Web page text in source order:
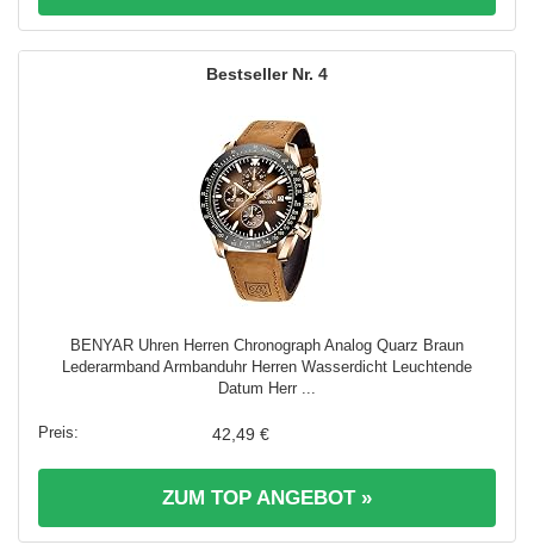
4
BENYAR Uhren Herren Chronograph Analog Quarz Braun
Lederarmband Armbanduhr Herren Wasserdicht Leuchtende
Datum Herr ...
42,49 €
ZUM TOP ANGEBOT »